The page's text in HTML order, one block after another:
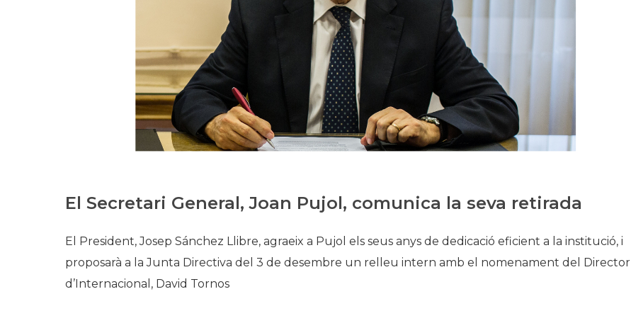
Seu Social
El Secretari General, Joan Pujol, comunica la seva retirada
El President, Josep Sánchez Llibre, agraeix a Pujol els seus anys de dedicació eficient a la institució, i
proposarà a la Junta Directiva del 3 de desembre un relleu intern amb el nomenament del Director
d’Internacional, David Tornos